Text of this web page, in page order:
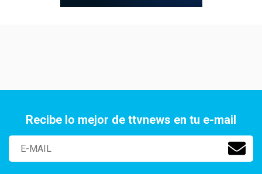
Recibe lo mejor de ttvnews en tu e-mail